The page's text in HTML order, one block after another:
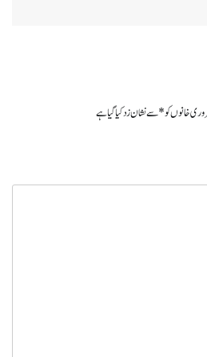
خانوں کو*سے نشان زد کیا گیا ہے